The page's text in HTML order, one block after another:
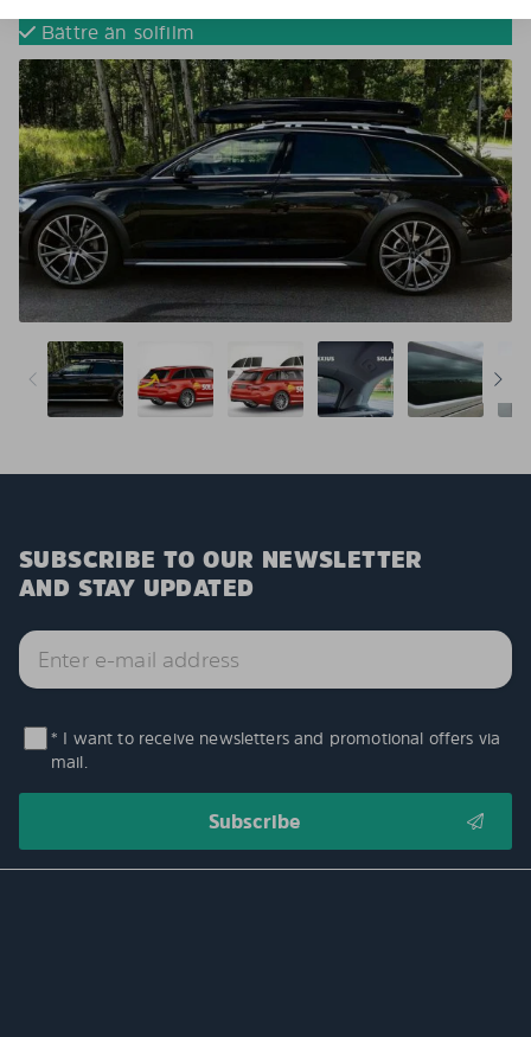
Bättre än solfilm
SUBSCRIBE TO OUR NEWSLETTER
AND STAY UPDATED
* I want to receive newsletters and promotional offers via
mail.